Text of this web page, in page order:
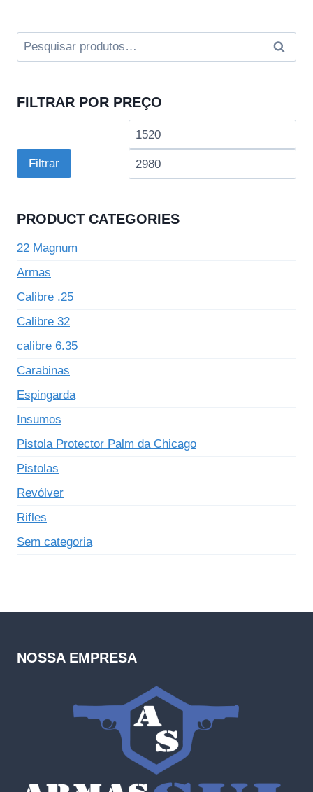
era:
R$3,890.00.
é:
R$2,970.00.
Pesquisar
por:
FILTRAR POR PREÇO
Preço
Filtrar
PRODUCT CATEGORIES
22 Magnum
Armas
Calibre .25
Calibre 32
calibre 6.35
Carabinas
Espingarda
Insumos
Pistola Protector Palm da Chicago
Pistolas
Revólver
Rifles
Sem categoria
NOSSA EMPRESA